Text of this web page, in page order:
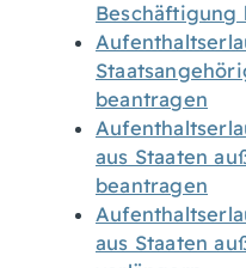
Beschäftigung
beantragen
aus Staaten
beantragen
aus Staaten